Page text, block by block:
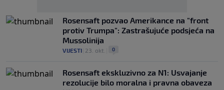
Rosensaft pozvao Amerikance na "front
protiv Trumpa": Zastrašujuće podsjeća na
Mussolinija
VIJESTI 23. okt. 0
Rosensaft ekskluzivno za N1: Usvajanje
rezolucije bilo moralna i pravna obaveza